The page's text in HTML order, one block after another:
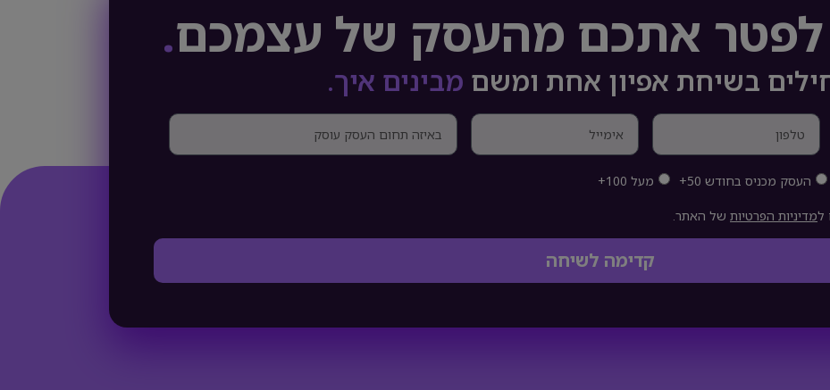
לפטר אתכם מהעסק של עצמכם.
בשיחת אפיון אחת ומשם מבינים איך.
העסק מכניס בחודש 50+ מעל 100+
למדיניות הפרטיות של האתר.
קדימה לשיחה